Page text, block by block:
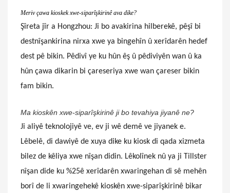
Meriv çawa kioskek xwe-siparîşkirinê ava dike?
Şîreta jîr a Hongzhou: Ji bo avakirina hilberekê, pêşî bi
destnîşankirina nirxa xwe ya bingehîn û xerîdarên hedef
dest pê bikin. Pêdivî ye ku hûn êş û pêdiviyên wan û ka
hûn çawa dikarin bi çareseriya xwe wan çareser bikin
fam bikin.
Ma kioskên xwe-siparîşkirinê ji bo tevahiya jiyanê ne?
Ji aliyê teknolojiyê ve, ev ji wê demê ve jiyanek e.
Lêbelê, di dawiyê de xuya dike ku kiosk di qada xizmeta
bilez de kêliya xwe nîşan didin. Lêkolînek nû ya ji Tillster
nîşan dide ku %25ê xerîdarên xwaringehan di sê mehên
borî de li xwaringehekê kioskên xwe-siparîşkirinê bikar